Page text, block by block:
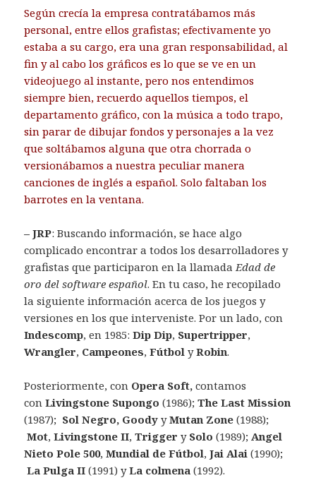
Según crecía la empresa contratábamos más
personal, entre ellos grafistas; efectivamente yo
estaba a su cargo, era una gran responsabilidad, al
fin y al cabo los gráficos es lo que se ve en un
videojuego al instante, pero nos entendimos
siempre bien, recuerdo aquellos tiempos, el
departamento gráfico, con la música a todo trapo,
sin parar de dibujar fondos y personajes a la vez
que soltábamos alguna que otra chorrada o
versionábamos a nuestra peculiar manera
canciones de inglés a español. Solo faltaban los
barrotes en la ventana.
– JRP: Buscando información, se hace algo
complicado encontrar a todos los desarrolladores y
grafistas que participaron en la llamada Edad de
oro del software español. En tu caso, he recopilado
la siguiente información acerca de los juegos y
versiones en los que interveniste. Por un lado, con
Indescomp, en 1985:Dip Dip, Supertripper,
Wrangler, Campeones,Fútbol yRobin.
Posteriormente, con Opera Soft,contamos
con Livingstone Supongo (1986);The Last Mission
(1987); Sol Negro, Goody yMutan Zone (1988);
Mot,Livingstone II,Trigger y Solo (1989); Angel
Nieto Pole 500,Mundial de Fútbol,Jai Alai (1990);
La Pulga II (1991) yLa colmena (1992).